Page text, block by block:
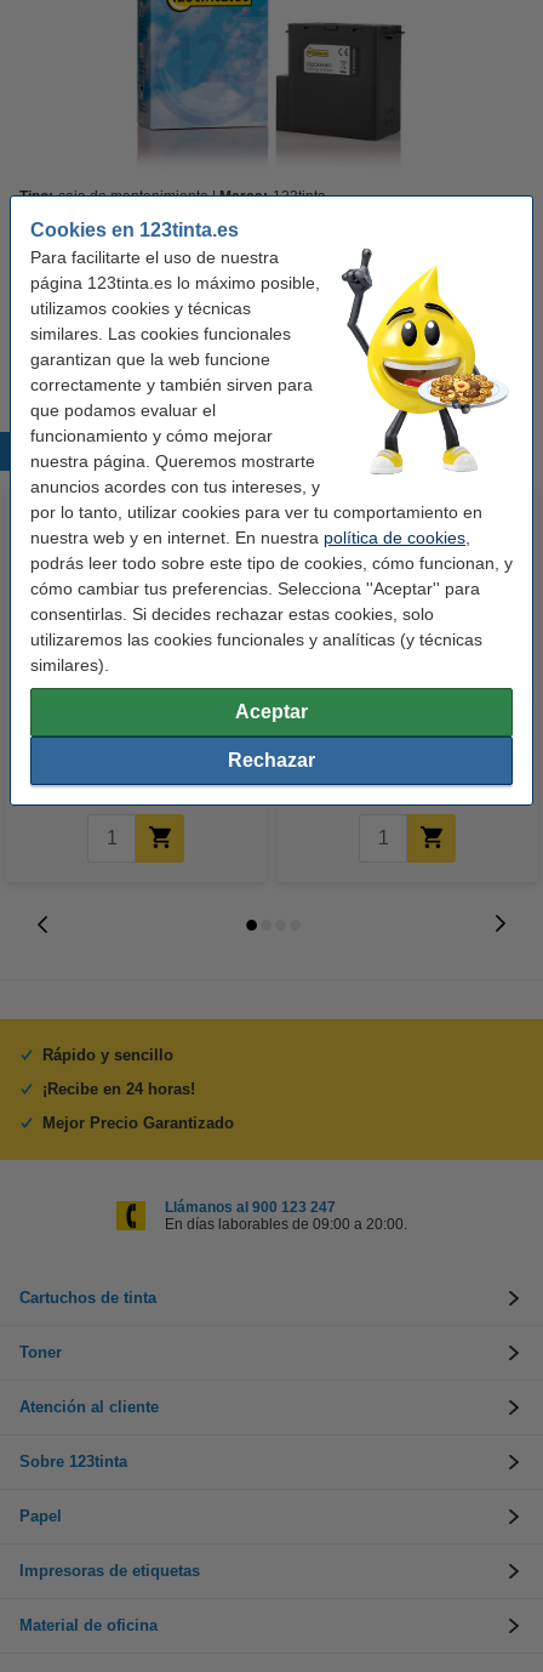
Cookies en 123tinta.es
Para facilitarte el uso de nuestra
página 123tinta.es lo máximo posible,
utilizamos cookies y técnicas
similares. Las cookies funcionales
garantizan que la web funcione
correctamente y también sirven para
que podamos evaluar el
funcionamiento y cómo mejorar
nuestra página. Queremos mostrarte
anuncios acordes con tus intereses, y
por lo tanto, utilizar cookies para ver tu comportamiento en
nuestra web y en internet. En nuestra política de cookies
podrás leer todo sobre este tipo de cookies, cómo funcionan, y
cómo cambiar tus preferencias. Selecciona ''Aceptar'' para
consentirlas. Si decides rechazar estas cookies, solo
utilizaremos las cookies funcionales y analíticas (y técnicas
similares).
Aceptar
Rechazar
Tipo: caja de mantenimiento Marca: 123tinta
Ahorra un33,3%con la marca 123tinta
En stock
¡Recíbelo el lunes!
Comprar
Productos destacados
negra de alta capacidad (marca
123tinta)
(marca 123tinta)
Rápido y sencillo
¡Recibe en 24 horas!
Mejor Precio Garantizado
Llámanos al 900 123 247
En días laborables de 09:00 a 20:00.
Cartuchos de tinta
Toner
Atención al cliente
Sobre 123tinta
Papel
Impresoras de etiquetas
Material de oficina